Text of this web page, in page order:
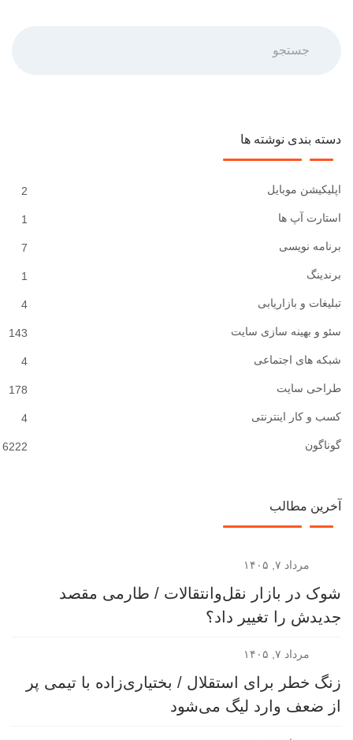
دسته بندی نوشته ها
2 اپلیکیشن موبایل
1 استارت آپ ها
7 برنامه نویسی
1 برندینگ
4 تبلیغات و بازاریابی
143 سئو و بهینه سازی سایت
4 شبکه های اجتماعی
178 طراحی سایت
4 کسب و کار اینترنتی
6222 گوناگون
آخرین مطالب
مرداد ۷, ۱۴۰۵
شوک در بازار نقل‌وانتقالات / طارمی مقصد
جدیدش را تغییر داد؟
مرداد ۷, ۱۴۰۵
زنگ خطر برای استقلال / بختیاری‌زاده با تیمی پر
از ضعف وارد لیگ می‌شود